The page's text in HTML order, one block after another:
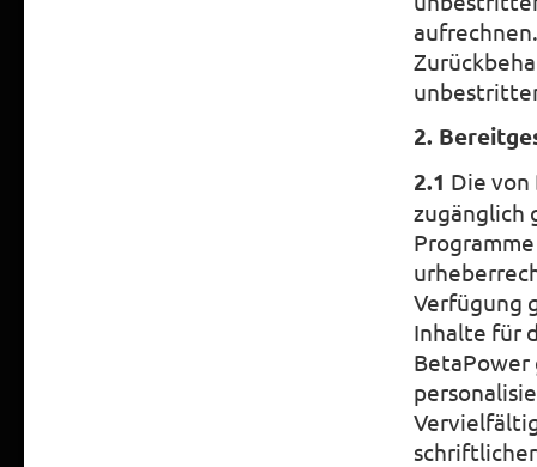
2.
2.1 Die von
zugänglich
Verfügung
Inhalte für
BetaPower